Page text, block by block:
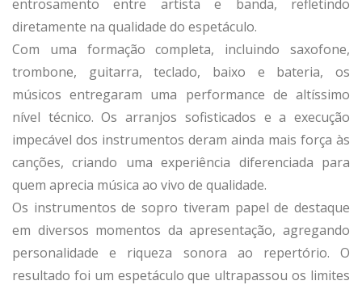
entrosamento entre artista e banda, refletindo
diretamente na qualidade do espetáculo.
Com uma formação completa, incluindo saxofone,
trombone, guitarra, teclado, baixo e bateria, os
músicos entregaram uma performance de altíssimo
nível técnico. Os arranjos sofisticados e a execução
impecável dos instrumentos deram ainda mais força às
canções, criando uma experiência diferenciada para
quem aprecia música ao vivo de qualidade.
Os instrumentos de sopro tiveram papel de destaque
em diversos momentos da apresentação, agregando
personalidade e riqueza sonora ao repertório. O
resultado foi um espetáculo que ultrapassou os limites